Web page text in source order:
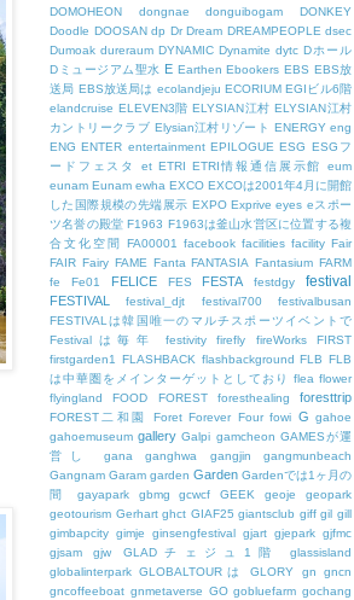
DOMOHEON
dongnae donguibogam
DONKEY
Doodle DOOSAN dp Dr Dream DREAMPEOPLE dsec
Dumoak dureraum DYNAMIC Dynamite dytc Dホール
Dミュージアム聖水 E Earthen Ebookers EBS EBS放
送局 EBS放送局は ecolandjeju ECORIUM EGIビル6階
elandcruise ELEVEN3階 ELYSIAN江村 ELYSIAN江村
カントリークラブ Elysian江村リゾート ENERGY eng
ENG ENTER entertainment EPILOGUE ESG ESGフ
ードフェスタ
et ETRI ETRI情報通信展示館
eum
eunam Eunam ewha EXCO EXCOは2001年4月に開館
した国際規模の先端展示 EXPO Exprive eyes eスポー
ツ名誉の殿堂 F1963 F1963は釜山水営区に位置する複
合文化空間
FA00001 facebook facilities facility Fair
FAIR Fairy FAME Fanta FANTASIA Fantasium FARM
fe
Fe01 FELICE FES FESTA festdgy festival
FESTIVAL festival_djt festival700
festivalbusan
FESTIVALは韓国唯一のマルチスポーツイベントで
Festivalは毎年
festivity firefly fireWorks
FIRST
firstgarden1
FLASHBACK flashbackground FLB FLB
は中華圏をメインターゲットとしており
flea flower
flyingland
FOOD FOREST foresthealing foresttrip
FOREST二和園 Foret Forever Four fowi G gahoe
gahoemuseum gallery Galpi gamcheon GAMESが運
営し
gana ganghwa gangjin
gangmunbeach
Gangnam Garam garden Garden Gardenでは1ヶ月の
間
gayapark gbmg gcwcf GEEK geoje
geopark
geotourism Gerhart ghct GIAF25 giantsclub giff gil gill
gimbapcity gimje ginsengfestival gjart gjepark gjfmc
gjsam
gjw GLADチェジュ1階
glassisland
globalinterpark GLOBALTOURは GLORY gn
gncn
gncoffeeboat gnmetaverse GO gobluefarm gochang